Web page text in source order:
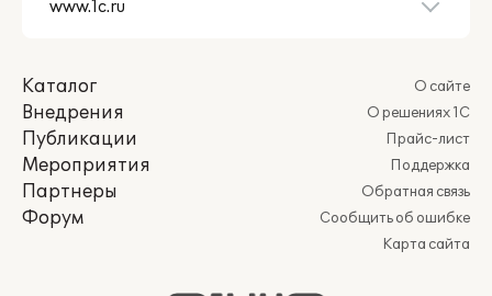
Каталог
Внедрения
Публикации
Мероприятия
Партнеры
Форум
О сайте
О решениях 1С
Прайс-лист
Поддержка
Обратная связь
Сообщить об ошибке
Карта сайта